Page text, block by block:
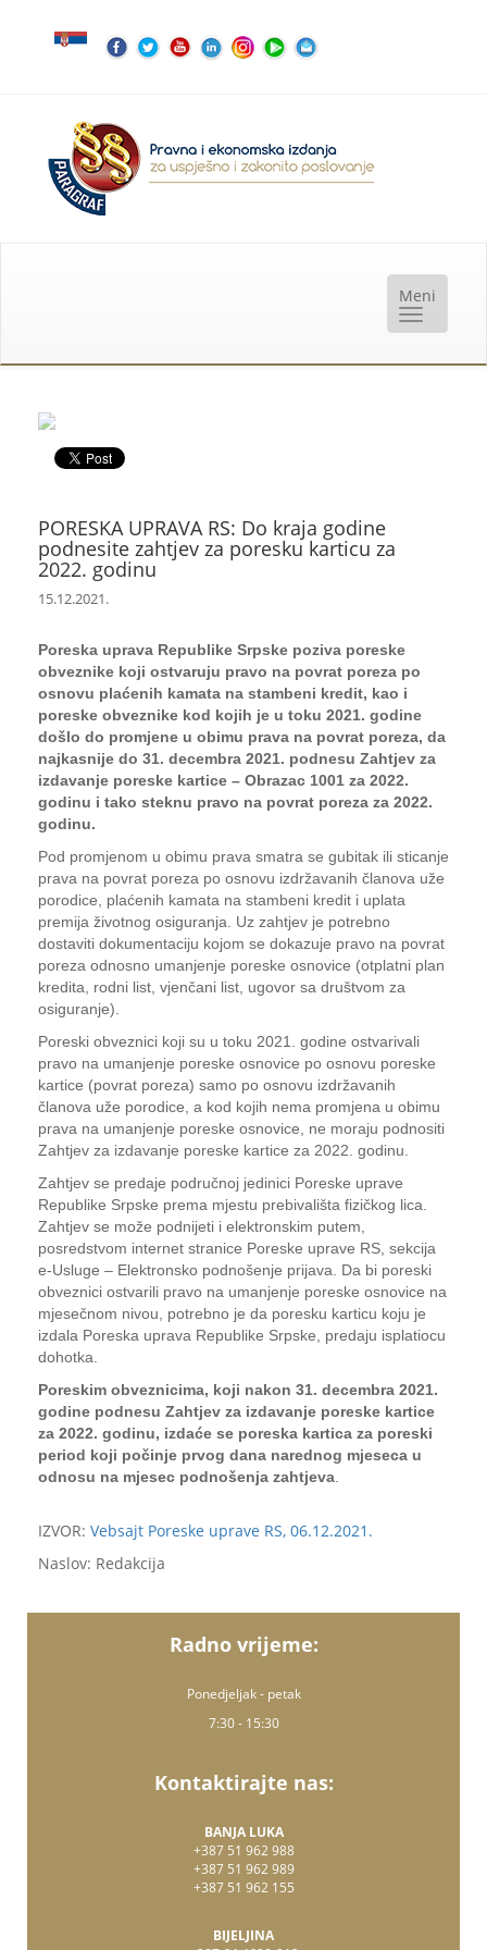
PORESKA UPRAVA RS: Do kraja godine
podnesite zahtjev za poresku karticu za
2022. godinu
15.12.2021.
Poreska uprava Republike Srpske poziva poreske
obveznike koji ostvaruju pravo na povrat poreza po
osnovu plaćenih kamata na stambeni kredit, kao i
poreske obveznike kod kojih je u toku 2021. godine
došlo do promjene u obimu prava na povrat poreza, da
najkasnije do 31. decembra 2021. podnesu Zahtjev za
izdavanje poreske kartice – Obrazac 1001 za 2022.
godinu i tako steknu pravo na povrat poreza za 2022.
godinu.
Pod promjenom u obimu prava smatra se gubitak ili sticanje
prava na povrat poreza po osnovu izdržavanih članova uže
porodice, plaćenih kamata na stambeni kredit i uplata
premija životnog osiguranja. Uz zahtjev je potrebno
dostaviti dokumentaciju kojom se dokazuje pravo na povrat
poreza odnosno umanjenje poreske osnovice (otplatni plan
kredita, rodni list, vjenčani list, ugovor sa društvom za
osiguranje).
Poreski obveznici koji su u toku 2021. godine ostvarivali
pravo na umanjenje poreske osnovice po osnovu poreske
kartice (povrat poreza) samo po osnovu izdržavanih
članova uže porodice, a kod kojih nema promjena u obimu
prava na umanjenje poreske osnovice, ne moraju podnositi
Zahtjev za izdavanje poreske kartice za 2022. godinu.
Zahtjev se predaje područnoj jedinici Poreske uprave
Republike Srpske prema mjestu prebivališta fizičkog lica.
Zahtjev se može podnijeti i elektronskim putem,
posredstvom internet stranice Poreske uprave RS, sekcija
e-Usluge – Elektronsko podnošenje prijava. Da bi poreski
obveznici ostvarili pravo na umanjenje poreske osnovice na
mjesečnom nivou, potrebno je da poresku karticu koju je
izdala Poreska uprava Republike Srpske, predaju isplatiocu
dohotka.
Poreskim obveznicima, koji nakon 31. decembra 2021.
godine podnesu Zahtjev za izdavanje poreske kartice
za 2022. godinu, izdaće se poreska kartica za poreski
period koji počinje prvog dana narednog mjeseca u
odnosu na mjesec podnošenja zahtjeva
IZVOR: Vebsajt Poreske uprave RS, 06.12.2021.
Naslov: Redakcija
Radno vrijeme:
Ponedjeljak - petak
7:30 - 15:30
Kontaktirajte nas:
BANJA LUKA
+387 51 962 988
+387 51 962 989
+387 51 962 155
BIJELJINA